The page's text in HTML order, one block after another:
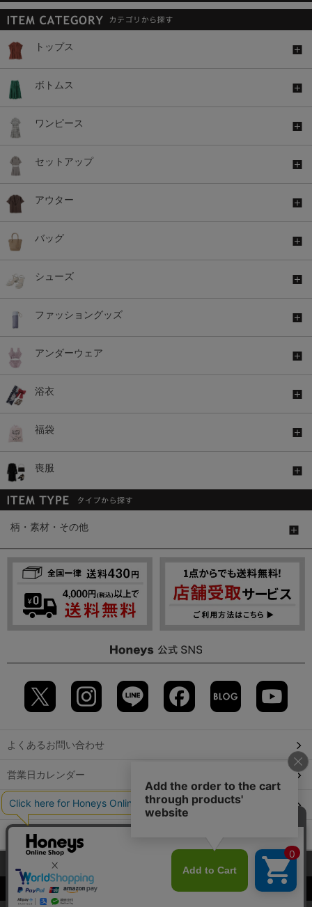
トップス
ボトムス
ワンピース
セットアップ
アウター
バッグ
シューズ
ファッショングッズ
アンダーウェア
浴衣
福袋
喪服
柄・素材・その他
よくあるお問い合わせ
営業日カレンダー
店舗検索
GLOBAL GUIDE（海外からご利用のお客様）
©2009 HONEYS CO., LTD. All Rights Reserved.
当サイトでは、サイトの利便性向上のため、クッキー(Cookie)を使
用しています。詳しくは「
」をご覧くださ